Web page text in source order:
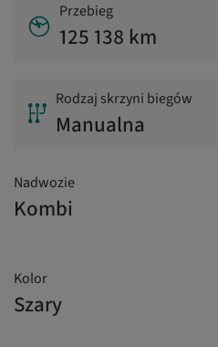
Przebieg
125 138 km
Rodzaj skrzyni biegów
Manualna
Nadwozie
Kombi
Kolor
Szary